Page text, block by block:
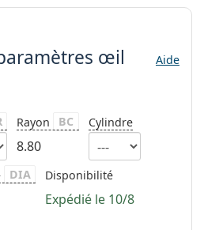
hors ligne
œil
Aide
Rayon BC
8.80
Cylindre
DIA Disponibilité
Expédié le 10/8